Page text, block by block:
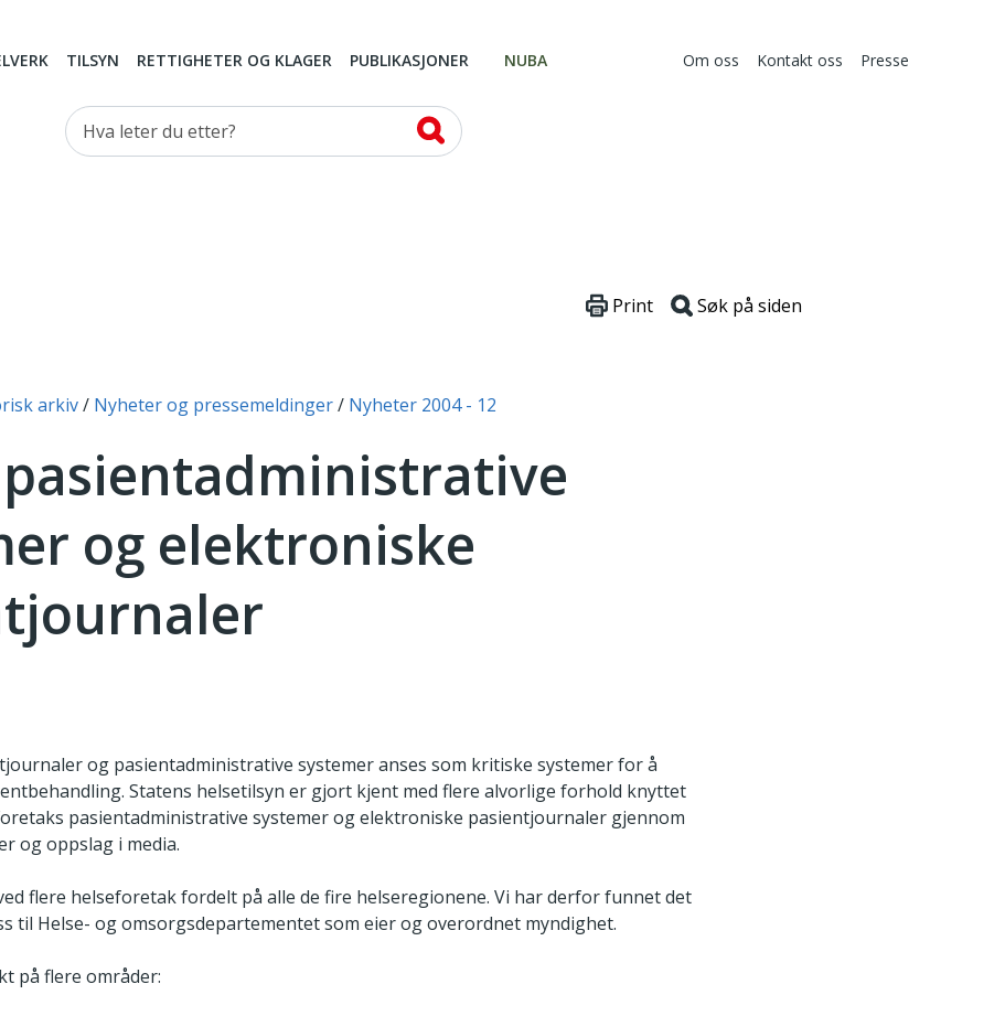
TILSYN RETTIGHETER OG KLAGER PUBLIKASJONER NUBA Om oss Kontakt oss Presse
Hva leter du etter?
arkiv Nyheter og pressemeldinger Nyheter 2004 - 12
Print Søk på siden
og elektroniske
og pasientadministrative systemer anses som kritiske systemer for å
Statens helsetilsyn er gjort kjent med flere alvorlige forhold knyttet
pasientadministrative systemer og elektroniske pasientjournaler gjennom
og oppslag i media.
flere helseforetak fordelt på alle de fire helseregionene. Vi har derfor funnet det
til Helse- og omsorgsdepartementet som eier og overordnet myndighet.
på flere områder: